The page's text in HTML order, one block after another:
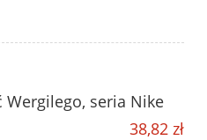
Wergilego, seria Nike
38,82 zł